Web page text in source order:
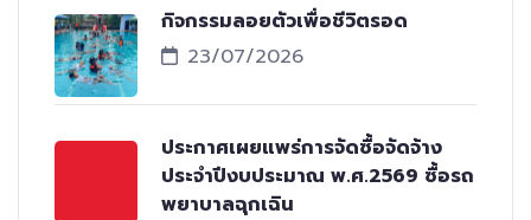
กิจกรรมลอยตัวเพื่อชีวิตรอด
23/07/2026
ประกาศเผยแพร่การจัดซื้อจัดจ้าง
ประจำปีงบประมาณ พ.ศ.2569 ซื้อรถ
พยาบาลฉุกเฉิน